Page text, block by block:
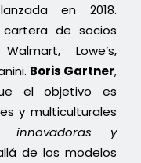
en 2018.
de socios
Lowe’s,
Boris Gartner,
el objetivo es
y multiculturales
y
de los modelos